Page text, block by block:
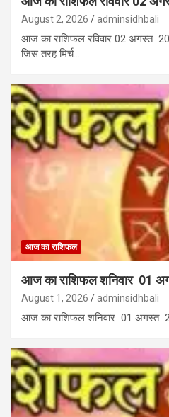
August 2, 2026 adminsidhbali
आज का राशिफल रविवार 02 अगस्त
जिस तरह मिर्च…
आज का राशिफल
आज का राशिफल शनिवार 01
August 1, 2026 adminsidhbali
आज का राशिफल शनिवार 01 अगस्त